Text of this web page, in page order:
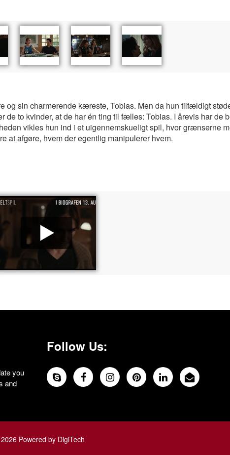
og sin charmerende kæreste, Tobias. Men da hun tilfældigt
de to kvinder, at de har én ting til fælles: Tobias. I årevis har de
vikles hun ind i et uigennemskueligt spil, hvor grænserne
at afgøre, hvem der egentlig manipulerer hvem.
you
and
Follow Us:
Powered by DigiTech